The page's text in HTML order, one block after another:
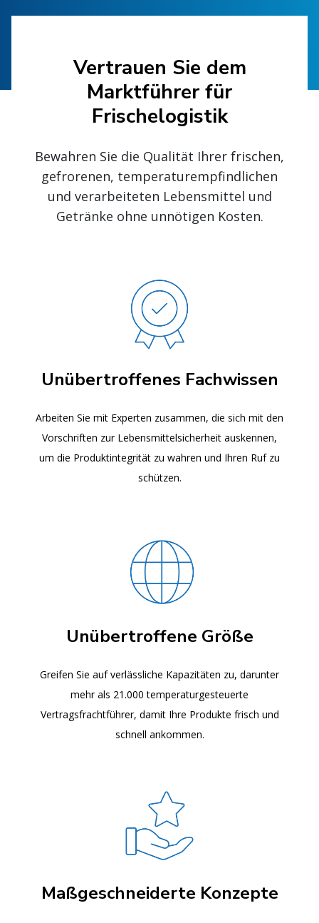
Vertrauen Sie dem
Marktführer für
Frischelogistik
Bewahren Sie die Qualität Ihrer frischen,
gefrorenen, temperaturempfindlichen
und verarbeiteten Lebensmittel und
Getränke ohne unnötigen Kosten.
Unübertroffenes Fachwissen
Arbeiten Sie mit Experten zusammen, die sich mit den
Vorschriften zur Lebensmittelsicherheit auskennen,
um die Produktintegrität zu wahren und Ihren Ruf zu
schützen.
Unübertroffene Größe
Greifen Sie auf verlässliche Kapazitäten zu, darunter
mehr als 21.000 temperaturgesteuerte
Vertragsfrachtführer, damit Ihre Produkte frisch und
schnell ankommen.
Maßgeschneiderte Konzepte